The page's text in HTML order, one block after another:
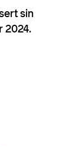
sin
2024.